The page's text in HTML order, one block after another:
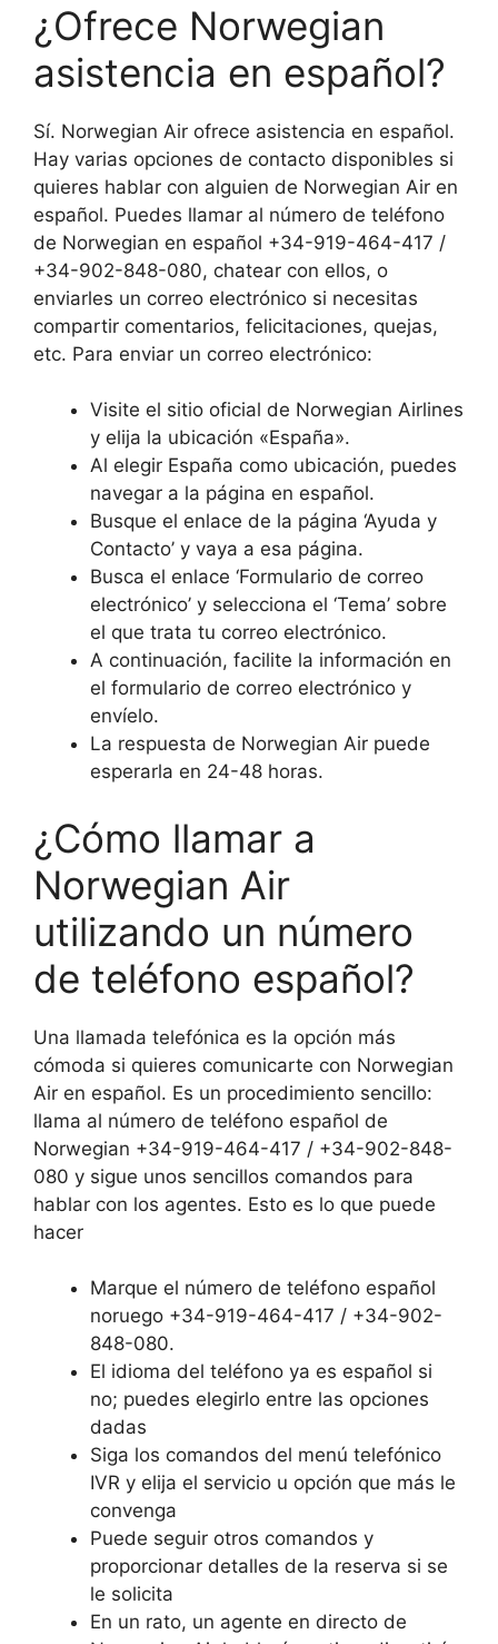
¿Ofrece Norwegian
asistencia en español?
Sí. Norwegian Air ofrece asistencia en español.
Hay varias opciones de contacto disponibles si
quieres hablar con alguien de Norwegian Air en
español. Puedes llamar al número de teléfono
de Norwegian en español +34-919-464-417 /
+34-902-848-080, chatear con ellos, o
enviarles un correo electrónico si necesitas
compartir comentarios, felicitaciones, quejas,
etc. Para enviar un correo electrónico:
Visite el sitio oficial de Norwegian Airlines
y elija la ubicación «España».
Al elegir España como ubicación, puedes
navegar a la página en español.
Busque el enlace de la página ‘Ayuda y
Contacto’ y vaya a esa página.
Busca el enlace ‘Formulario de correo
electrónico’ y selecciona el ‘Tema’ sobre
el que trata tu correo electrónico.
A continuación, facilite la información en
el formulario de correo electrónico y
envíelo.
La respuesta de Norwegian Air puede
esperarla en 24-48 horas.
¿Cómo llamar a
Norwegian Air
utilizando un número
de teléfono español?
Una llamada telefónica es la opción más
cómoda si quieres comunicarte con Norwegian
Air en español. Es un procedimiento sencillo:
llama al número de teléfono español de
Norwegian +34-919-464-417 / +34-902-848-
080 y sigue unos sencillos comandos para
hablar con los agentes. Esto es lo que puede
hacer
Marque el número de teléfono español
noruego +34-919-464-417 / +34-902-
848-080.
El idioma del teléfono ya es español si
no; puedes elegirlo entre las opciones
dadas
Siga los comandos del menú telefónico
IVR y elija el servicio u opción que más le
convenga
Puede seguir otros comandos y
proporcionar detalles de la reserva si se
le solicita
En un rato, un agente en directo de